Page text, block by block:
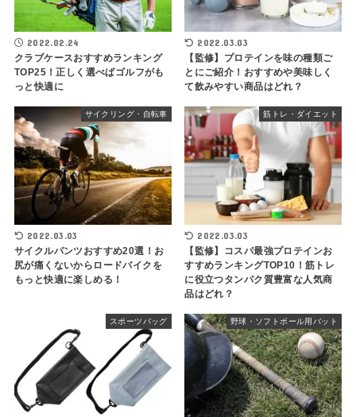
2022.02.24
クラブケースおすすめランキング
TOP25！正しく選べばゴルフがも
っと快適に
2022.03.03
【監修】プロテインを味の種類ご
とにご紹介！おすすめや美味しく
て飲みやすい商品はどれ？
サイクリング・自転車
2022.03.03
サイクルパンツおすすめ20選！お
尻が痛くないからロードバイクを
もっと快適に楽しめる！
筋トレ・ダイエット
2022.03.03
【監修】コスパ最強プロテインお
すすめランキングTOP10！筋トレ
に役立つタンパク質豊富な人気商
品はどれ？
スポーツバッグ 野球・ソフトボール用バット